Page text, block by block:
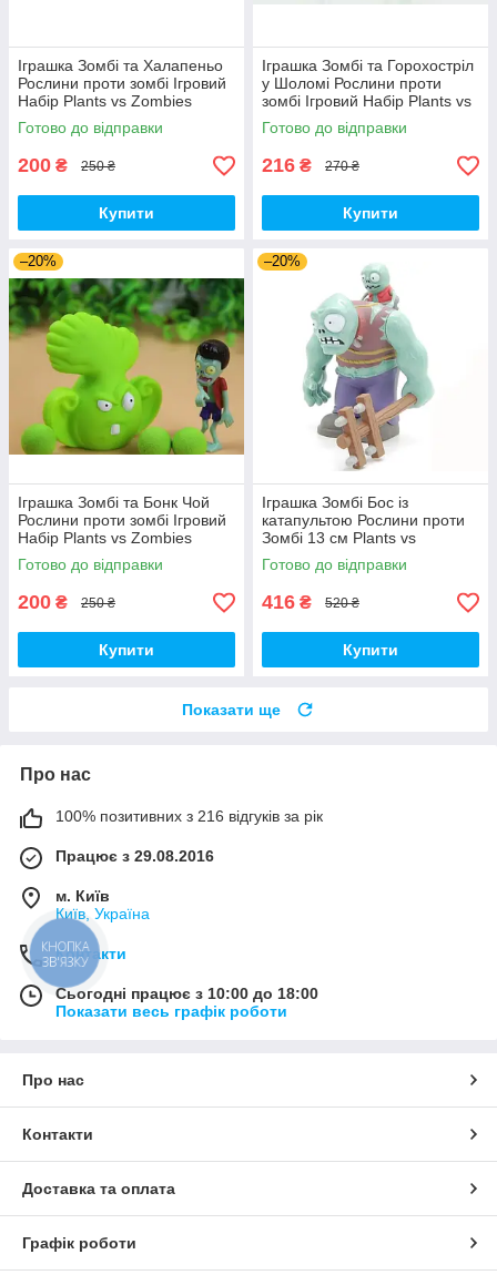
Іграшка Зомбі та Халапеньо
Рослини проти зомбі Ігровий
Набір Plants vs Zombies
(00226)
Готово до відправки
200 ₴ 250 ₴
Купити
Іграшка Зомбі та Горохостріл
у Шоломі Рослини проти
зомбі Ігровий Набір Plants vs
Zombies (00435)
Готово до відправки
216 ₴ 270 ₴
Купити
–20%
Іграшка Зомбі та Бонк Чой
Рослини проти зомбі Ігровий
Набір Plants vs Zombies
(00287)
Готово до відправки
200 ₴ 250 ₴
Купити
–20%
Іграшка Зомбі Бос із
катапультою Рослини проти
Зомбі 13 см Plants vs
Zombies Зомбі (00230)
Готово до відправки
416 ₴ 520 ₴
Купити
Показати ще
Про нас
100% позитивних з 216 відгуків за рік
Працює з 29.08.2016
м. Київ
Київ, Україна
Контакти
Сьогодні працює з 10:00 до 18:00
Показати весь графік роботи
Про нас
Контакти
Доставка та оплата
Графік роботи
КНОПКА
ЗВ'ЯЗКУ